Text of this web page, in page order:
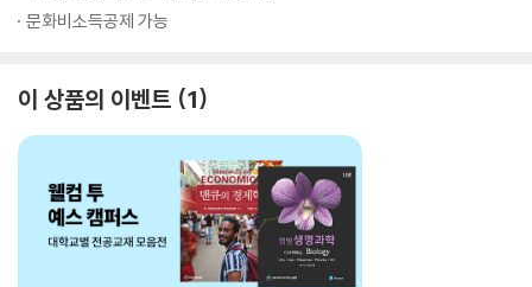
문화비소득공제 가능
이 상품의 이벤트 1